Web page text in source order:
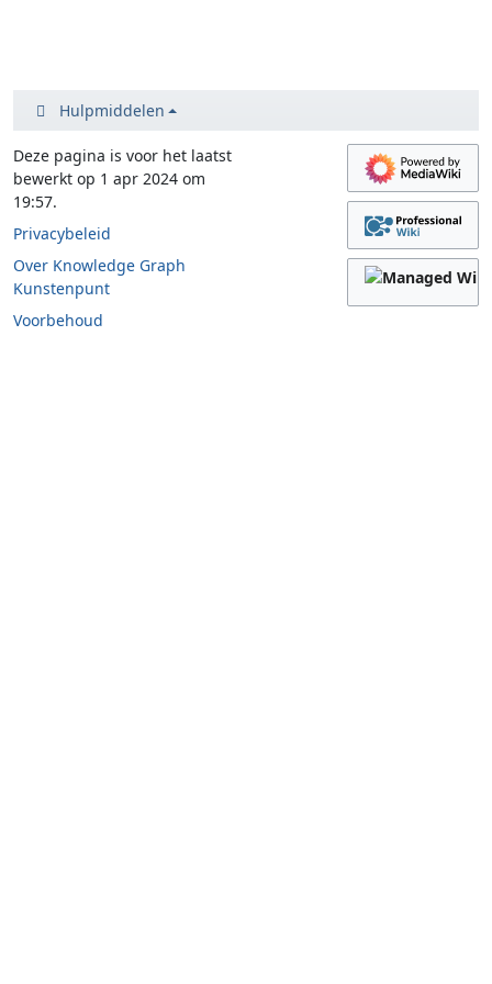
Hulpmiddelen
Deze pagina is voor het laatst
bewerkt op 1 apr 2024 om
19:57.
Privacybeleid
Over Knowledge Graph
Kunstenpunt
Voorbehoud